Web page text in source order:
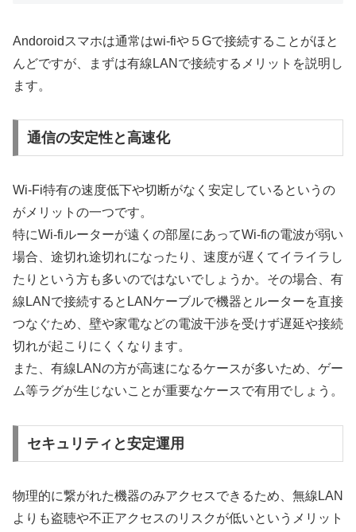
Andoroidスマホは通常はwi-fiや５Gで接続することがほと
んどですが、まずは有線LANで接続するメリットを説明し
ます。
通信の安定性と高速化
Wi-Fi特有の速度低下や切断がなく安定しているというの
がメリットの一つです。
特にWi-fiルーターが遠くの部屋にあってWi-fiの電波が弱い
場合、途切れ途切れになったり、速度が遅くてイライラし
たりという方も多いのではないでしょうか。その場合、有
線LANで接続するとLANケーブルで機器とルーターを直接
つなぐため、壁や家電などの電波干渉を受けず遅延や接続
切れが起こりにくくなります。
また、有線LANの方が高速になるケースが多いため、ゲー
ム等ラグが生じないことが重要なケースで有用でしょう。
セキュリティと安定運用
物理的に繋がれた機器のみアクセスできるため、無線LAN
よりも盗聴や不正アクセスのリスクが低いというメリット